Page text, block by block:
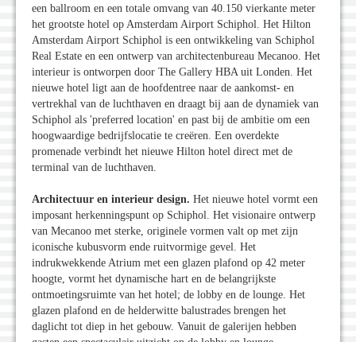
een ballroom en een totale omvang van 40.150 vierkante meter
het grootste hotel op Amsterdam Airport Schiphol. Het Hilton
Amsterdam Airport Schiphol is een ontwikkeling van Schiphol
Real Estate en een ontwerp van architectenbureau Mecanoo. Het
interieur is ontworpen door The Gallery HBA uit Londen. Het
nieuwe hotel ligt aan de hoofdentree naar de aankomst- en
vertrekhal van de luchthaven en draagt bij aan de dynamiek van
Schiphol als 'preferred location' en past bij de ambitie om een
hoogwaardige bedrijfslocatie te creëren. Een overdekte
promenade verbindt het nieuwe Hilton hotel direct met de
terminal van de luchthaven.
Architectuur en interieur design. Het nieuwe hotel vormt een
imposant herkenningspunt op Schiphol. Het visionaire ontwerp
van Mecanoo met sterke, originele vormen valt op met zijn
iconische kubusvorm ende ruitvormige gevel. Het
indrukwekkende Atrium met een glazen plafond op 42 meter
hoogte, vormt het dynamische hart en de belangrijkste
ontmoetingsruimte van het hotel; de lobby en de lounge. Het
glazen plafond en de helderwitte balustrades brengen het
daglicht tot diep in het gebouw. Vanuit de galerijen hebben